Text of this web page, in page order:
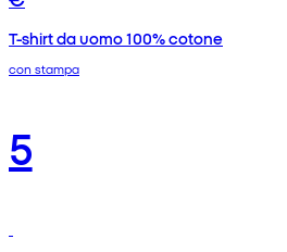
T-shirt da uomo 100% cotone
con stampa
5